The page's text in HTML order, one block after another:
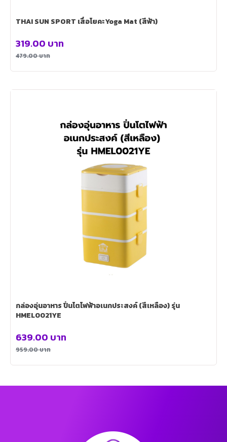
THAI SUN SPORT เสื่อโยคะYoga Mat (สีฟ้า)
479.00บาท
319.00 บาท
กล่องอุ่นอาหาร ปิ่นโตไฟฟ้าอเนกประสงค์ (สีเหลือง) รุ่น
HMEL0021YE
959.00บาท
639.00 บาท